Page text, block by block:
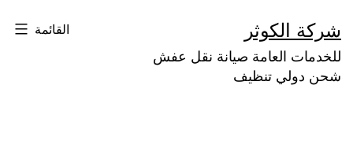
إلى
المحتوى
شركة الكوثر
للخدمات العامة صيانة نقل عفش
شحن دولي تنظيف
القائمة